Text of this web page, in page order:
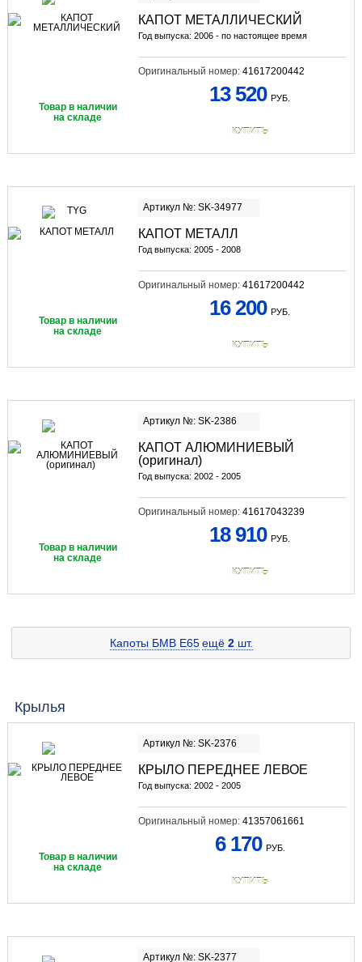
КАПОТ МЕТАЛЛИЧЕСКИЙ
Год выпуска: 2006 - по настоящее время
Оригинальный номер: 41617200442
Товар в наличии
на складе
13 520 РУБ.
КУПИТЬ
Артикул №: SK-34977
КАПОТ МЕТАЛЛ
Год выпуска: 2005 - 2008
Оригинальный номер: 41617200442
Товар в наличии
на складе
16 200 РУБ.
КУПИТЬ
Артикул №: SK-2386
КАПОТ АЛЮМИНИЕВЫЙ
(оригинал)
Год выпуска: 2002 - 2005
Оригинальный номер: 41617043239
Товар в наличии
на складе
18 910 РУБ.
КУПИТЬ
Капоты БМВ E65 ещё 2шт.
Крылья
Артикул №: SK-2376
КРЫЛО ПЕРЕДНЕЕ ЛЕВОЕ
Год выпуска: 2002 - 2005
Оригинальный номер: 41357061661
Товар в наличии
на складе
6 170 РУБ.
КУПИТЬ
Артикул №: SK-2377